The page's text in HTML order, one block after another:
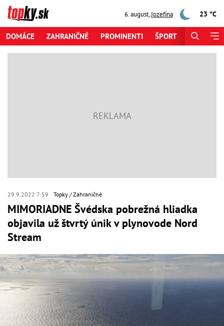
6. august,Jozefína 23 °C
DOMÁCE ZAHRANIČNÉ PROMINENTI ŠPORT
29.9.2022 7:59 Topky Zahraničné
MIMORIADNE Švédska pobrežná hliadka
objavila už štvrtý únik v plynovode Nord
Stream